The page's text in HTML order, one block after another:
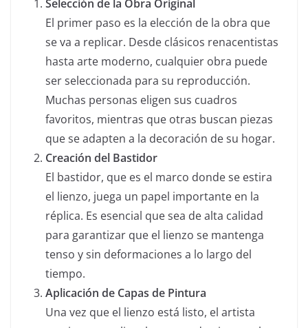
Selección de la Obra Original
El primer paso es la elección de la obra que
se va a replicar. Desde clásicos renacentistas
hasta arte moderno, cualquier obra puede
ser seleccionada para su reproducción.
Muchas personas eligen sus cuadros
favoritos, mientras que otras buscan piezas
que se adapten a la decoración de su hogar.
Creación del Bastidor
El bastidor, que es el marco donde se estira
el lienzo, juega un papel importante en la
réplica. Es esencial que sea de alta calidad
para garantizar que el lienzo se mantenga
tenso y sin deformaciones a lo largo del
tiempo.
Aplicación de Capas de Pintura
Una vez que el lienzo está listo, el artista